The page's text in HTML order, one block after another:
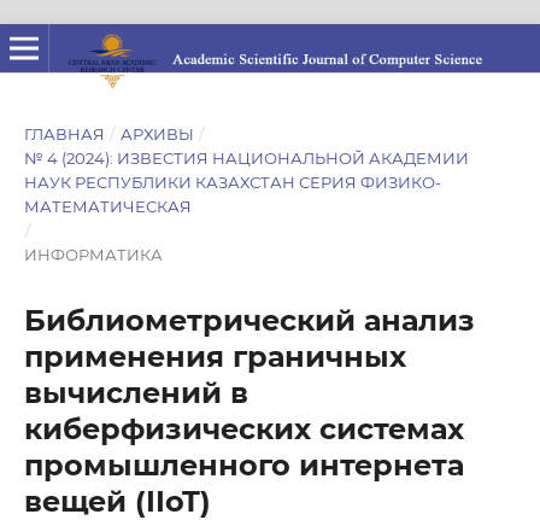
ГЛАВНАЯ / АРХИВЫ /
№ 4 (2024): ИЗВЕСТИЯ НАЦИОНАЛЬНОЙ АКАДЕМИИ
НАУК РЕСПУБЛИКИ КАЗАХСТАН СЕРИЯ ФИЗИКО-
МАТЕМАТИЧЕСКАЯ
/
ИНФОРМАТИКА
Библиометрический анализ
применения граничных
вычислений в
киберфизических системах
промышленного интернета
вещей (IIoT)